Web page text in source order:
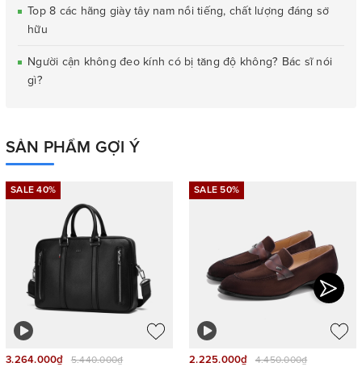
Top 8 các hãng giày tây nam nổi tiếng, chất lượng đáng sở
hữu
Người cận không đeo kính có bị tăng độ không? Bác sĩ nói
gì?
SẢN PHẨM GỢI Ý
SALE 40%
3.264.000₫ 5.440.000₫
SALE 50%
2.225.000₫ 4.450.000₫